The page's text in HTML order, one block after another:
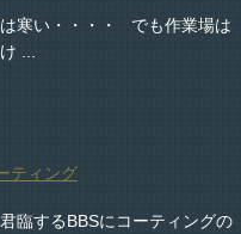
寒い・・・・ でも作業場は
...
ティング
臨するBBSにコーティングの